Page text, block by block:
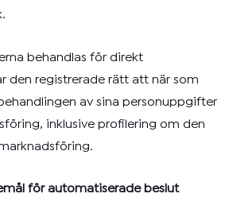
behandlas för direkt
den registrerade rätt att när som
av sina personuppgifter
inklusive profilering om den
för automatiserade beslut